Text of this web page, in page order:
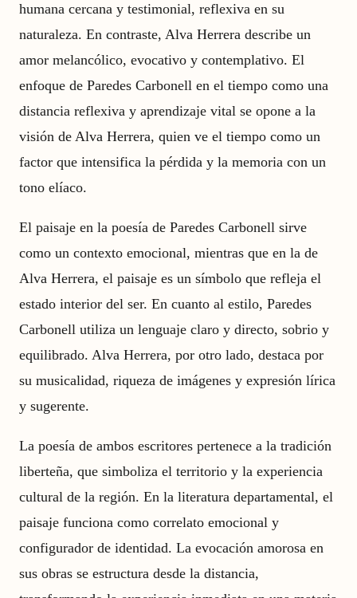
humana cercana y testimonial, reflexiva en su
naturaleza. En contraste, Alva Herrera describe un
amor melancólico, evocativo y contemplativo. El
enfoque de Paredes Carbonell en el tiempo como una
distancia reflexiva y aprendizaje vital se opone a la
visión de Alva Herrera, quien ve el tiempo como un
factor que intensifica la pérdida y la memoria con un
tono elíaco.
El paisaje en la poesía de Paredes Carbonell sirve
como un contexto emocional, mientras que en la de
Alva Herrera, el paisaje es un símbolo que refleja el
estado interior del ser. En cuanto al estilo, Paredes
Carbonell utiliza un lenguaje claro y directo, sobrio y
equilibrado. Alva Herrera, por otro lado, destaca por
su musicalidad, riqueza de imágenes y expresión lírica
y sugerente.
La poesía de ambos escritores pertenece a la tradición
liberteña, que simboliza el territorio y la experiencia
cultural de la región. En la literatura departamental, el
paisaje funciona como correlato emocional y
configurador de identidad. La evocación amorosa en
sus obras se estructura desde la distancia,